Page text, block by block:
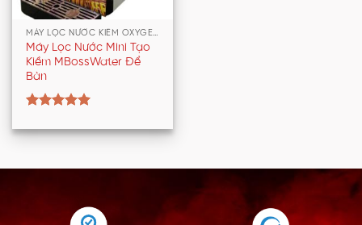
MÁY LỌC NƯỚC KIỀM OXYGEN
Máy Lọc Nước Mini Tạo
Kiềm MBossWater Để
Bàn
out of 5